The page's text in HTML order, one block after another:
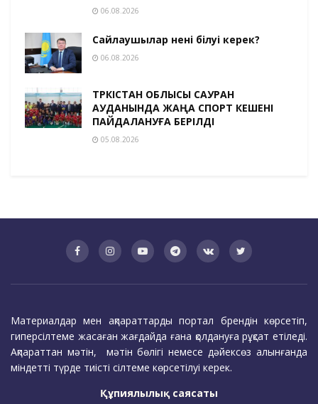
06.08.2026
Сайлаушылар нені білуі керек?
06.08.2026
ТҮРКІСТАН ОБЛЫСЫ САУРАН
АУДАНЫНДА ЖАҢА СПОРТ КЕШЕНІ
ПАЙДАЛАНУҒА БЕРІЛДІ
05.08.2026
Материалдар мен ақпараттарды портал брендін көрсетіп,
гиперсілтеме жасаған жағдайда ғана қолдануға рұқсат етіледі.
Ақпараттан мәтін, мәтін бөлігі немесе дәйексөз алынғанда
міндетті түрде тиісті сілтеме көрсетілуі керек.
Құпиялылық саясаты